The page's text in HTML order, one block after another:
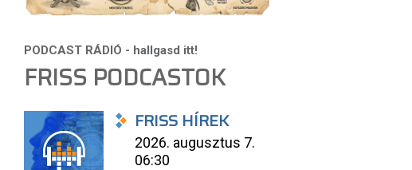
FRISS PODCASTOK
FRISS HÍREK
2026. augusztus 7.
06:30